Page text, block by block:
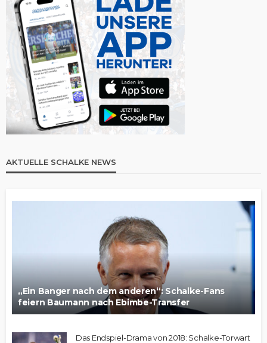
AKTUELLE SCHALKE NEWS
„Ein Banger nach dem anderen“: Schalke-Fans
feiern Baumann nach Ebimbe-Transfer
Das Endspiel-Drama von 2018: Schalke-Torwart